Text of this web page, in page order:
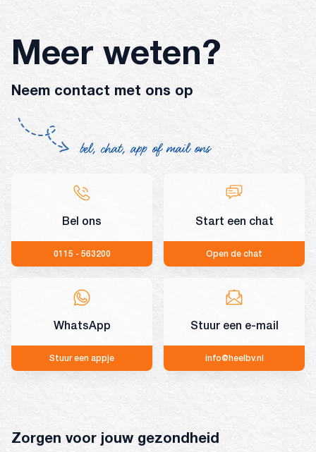
Meer weten?
Neem contact met ons op
bel, chat, app of mail ons
Bel ons
0115 - 563200
Start een chat
Open de chat
WhatsApp
Stuur een appje
Stuur een e-mail
info@heelbv.nl
Zorgen voor jouw gezondheid